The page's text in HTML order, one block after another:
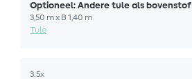
Optioneel: Andere tule als bovenstof
3,50 m x B 1,40 m
Tule
3.5x